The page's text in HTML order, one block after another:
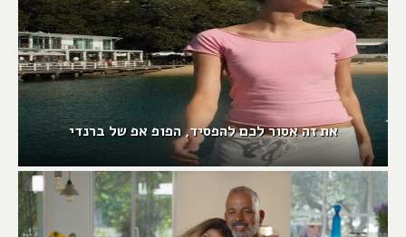
את זה אסור לכם להפסיד, הפופ אפ של ברנדי